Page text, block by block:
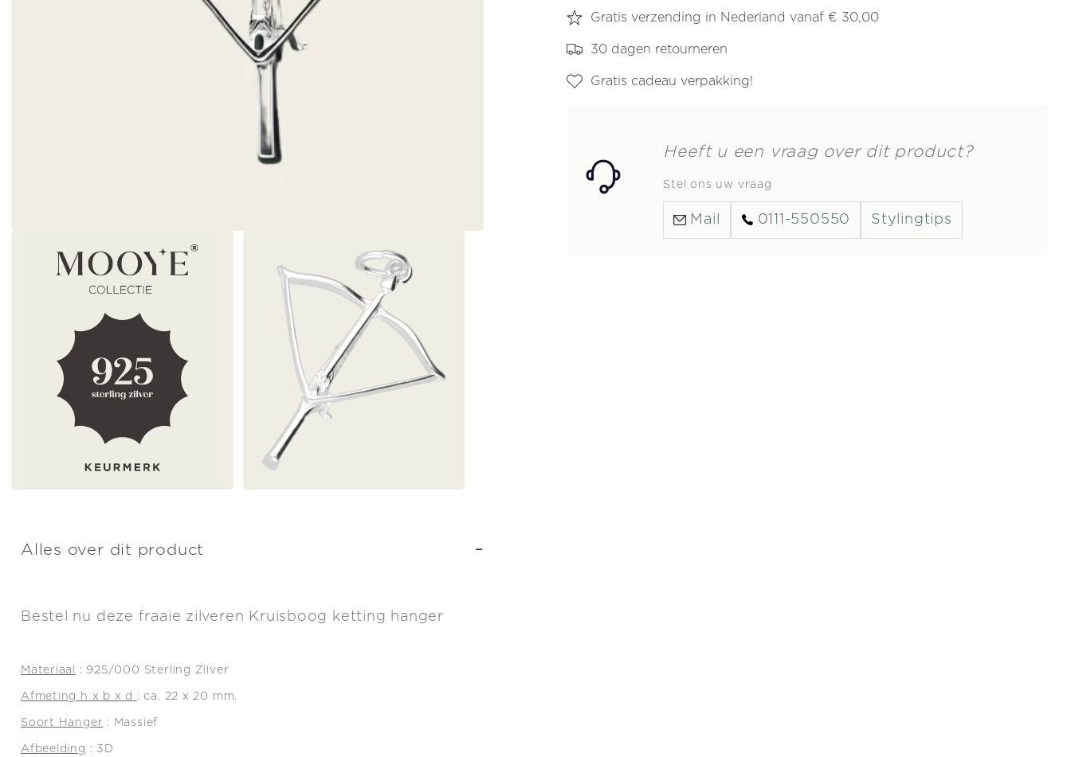
Alles over dit product -
Bestel nu deze fraaie zilveren Kruisboog ketting hanger
Materiaal : 925/000 Sterling Zilver
Afmeting h x b x d : ca. 22 x 20 mm.
Soort Hanger : Massief
Afbeelding : 3D
Gratis verzending in Nederland vanaf € 30,00
30 dagen retourneren
Gratis cadeau verpakking!
Heeft u een vraag over dit product?
Stel ons uw vraag
Mail 0111-550550 Stylingtips